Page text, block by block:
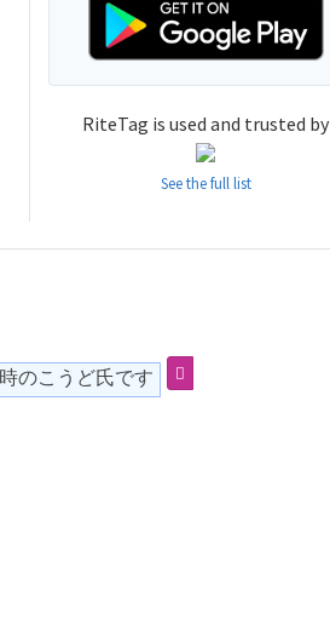
RiteTag is used and trusted by
See the full list
のこうど氏です